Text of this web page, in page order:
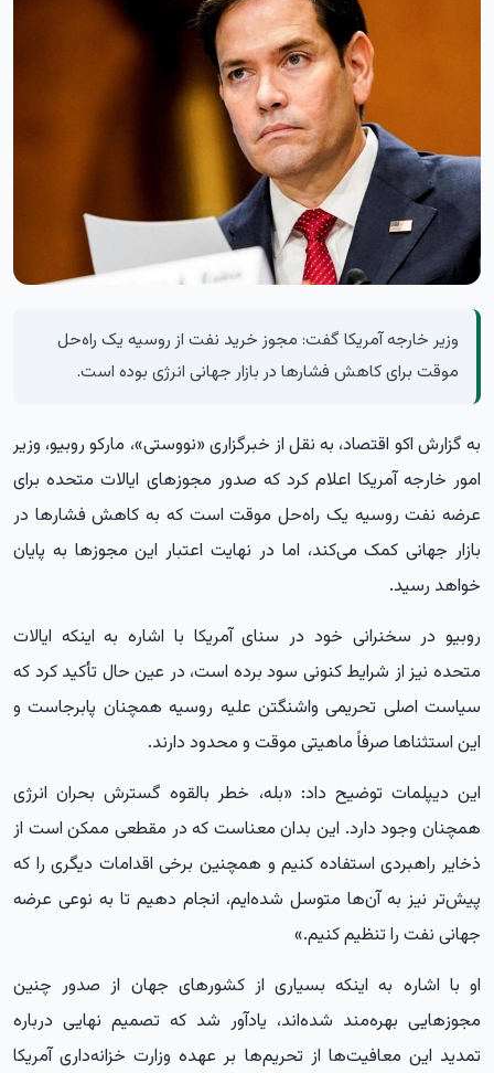
وزیر خارجه آمریکا گفت: مجوز خرید نفت از روسیه یک راه‌حل
موقت برای کاهش فشارها در بازار جهانی انرژی بوده است.
به گزارش اکو اقتصاد، به نقل از خبرگزاری «نووستی»، مارکو روبیو، وزیر
امور خارجه آمریکا اعلام کرد که صدور مجوزهای ایالات متحده برای
عرضه نفت روسیه یک راه‌حل موقت است که به کاهش فشارها در
بازار جهانی کمک می‌کند، اما در نهایت اعتبار این مجوزها به پایان
خواهد رسید.
روبیو در سخنرانی خود در سنای آمریکا با اشاره به اینکه ایالات
متحده نیز از شرایط کنونی سود برده است، در عین حال تأکید کرد که
سیاست اصلی تحریمی واشنگتن علیه روسیه همچنان پابرجاست و
این استثناها صرفاً ماهیتی موقت و محدود دارند.
این دیپلمات توضیح داد: «بله، خطر بالقوه گسترش بحران انرژی
همچنان وجود دارد. این بدان معناست که در مقطعی ممکن است از
ذخایر راهبردی استفاده کنیم و همچنین برخی اقدامات دیگری را که
پیش‌تر نیز به آن‌ها متوسل شده‌ایم، انجام دهیم تا به نوعی عرضه
جهانی نفت را تنظیم کنیم.»
او با اشاره به اینکه بسیاری از کشورهای جهان از صدور چنین
مجوزهایی بهره‌مند شده‌اند، یادآور شد که تصمیم نهایی درباره
تمدید این معافیت‌ها از تحریم‌ها بر عهده وزارت خزانه‌داری آمریکا